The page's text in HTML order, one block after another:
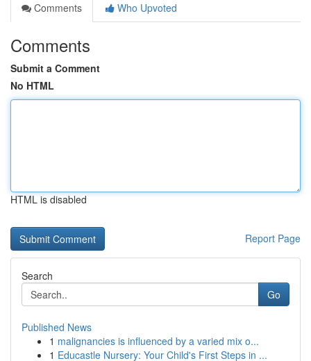
Comments
Who Upvoted
Comments
Submit a Comment
No HTML
HTML is disabled
Report Page
Search
Go
Published News
1 malignancies is influenced by a varied mix o...
1 Educastle Nursery: Your Child's First Steps in ...